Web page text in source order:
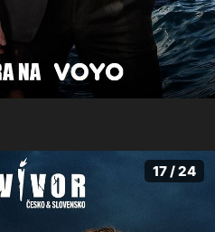
17 / 24